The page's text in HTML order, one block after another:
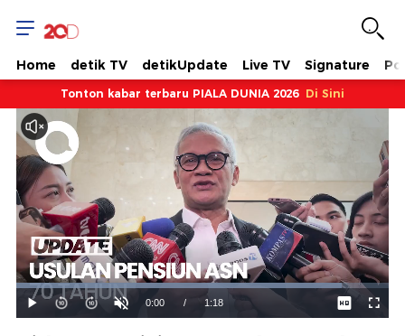
Home detik TV detikUpdate Live TV Signature
Tonton kabar terbaru PIALA DUNIA 2026 Di Sini
Mainkan
Suara
Hidup
Waktu
0:00 / Durasi
1:18
Dimuat:
87.35%